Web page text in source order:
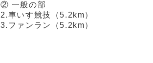
② 一般の部
2.車いす競技（5.2km）
3.ファンラン（5.2km）